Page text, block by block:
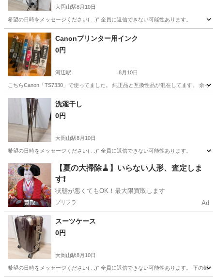
大岡山駅8月10日
希望の日時をメッセージください( . .)" 全員に返信できない可能性あります。
東京 大田区 大岡山駅 その他 ラック
Canonプリンター用インク
0円
河辺駅 8月10日
こちらCanon「TS7330」で使ってました。 純正品と互換性品が混在してます。 余っ
東京 青梅市 河辺駅
洗濯干し
0円
大岡山駅8月10日
希望の日時をメッセージください( . .)" 全員に返信できない可能性あります。
東京 大田区 大岡山駅 その他
【夏の大掃除🧹】いらない人形、査定しま
す❗️
状態が悪くてもOK！最大限買取します
プリフラ Ad
スーツケース
0円
大岡山駅8月10日
希望の日時をメッセージください( . .)" 全員に返信できない可能性あります。 下の鍵